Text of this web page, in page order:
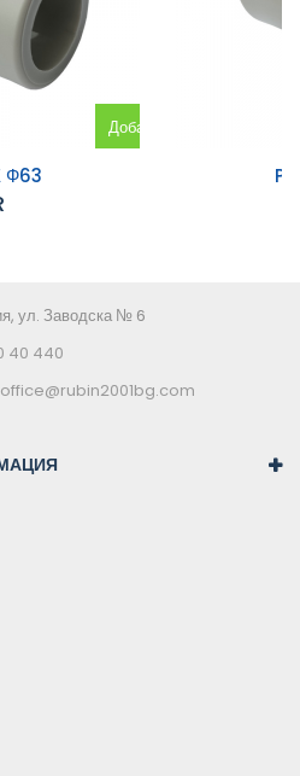
Добавяне
Ф63
ул. Заводска № 6
40 440
office@rubin2001bg.com